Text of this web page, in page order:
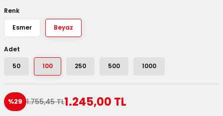
Kutuları
Masura Kapaklı
Renk
Esmer Beyaz
Adet
50 100 250 500 1000
%29 1.755,45 TL1.245,00 TL